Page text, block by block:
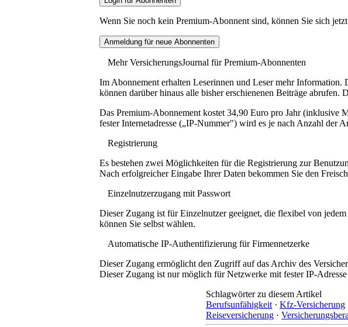
Wenn Sie noch kein Premium-Abonnent sind, können Sie sich
Mehr VersicherungsJournal für Premium-Abonnenten
Im Abonnement erhalten Leserinnen und Leser mehr
können darüber hinaus alle bisher erschienenen Beiträge
Das Premium-Abonnement kostet 34,90 Euro pro Jahr (inklusive
fester Internetadresse („IP-Nummer") wird es je nach Anzahl der
Registrierung
Es bestehen zwei Möglichkeiten für die Registrierung zur
Nach erfolgreicher Eingabe Ihrer Daten bekommen Sie den
Einzelnutzerzugang mit Passwort
Dieser Zugang ist für Einzelnutzer geeignet, die flexibel von
können Sie selbst wählen.
Automatische IP-Authentifizierung für Firmennetzerke
Dieser Zugang ermöglicht den Zugriff auf das Archiv des
Dieser Zugang ist nur möglich für Netzwerke mit fester IP-
Schlagwörter zu diesem Artikel
Berufsunfähigkeit · Kfz-Versicherung
Reiseversicherung ·